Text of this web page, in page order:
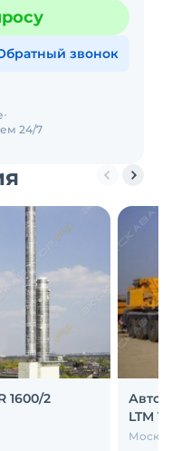
звонок
24/7
1600/2
LTM
Москва